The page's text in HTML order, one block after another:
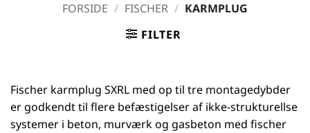
FORSIDE / FISCHER / KARMPLUG
FILTER
Fischer karmplug SXRL med op til tre montagedybder
er godkendt til flere befæstigelser af ikke-strukturellse
systemer i beton, murværk og gasbeton med fischer